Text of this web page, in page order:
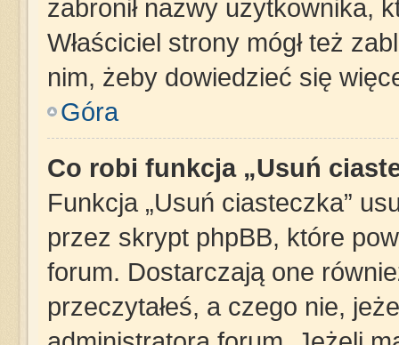
zabronił nazwy użytkownika,
Właściciel strony mógł też
nim, żeby dowiedzieć się
Góra
Co robi funkcja „Usuń
Funkcja „Usuń ciasteczka”
przez skrypt phpBB, które
forum. Dostarczają one
przeczytałeś, a czego nie,